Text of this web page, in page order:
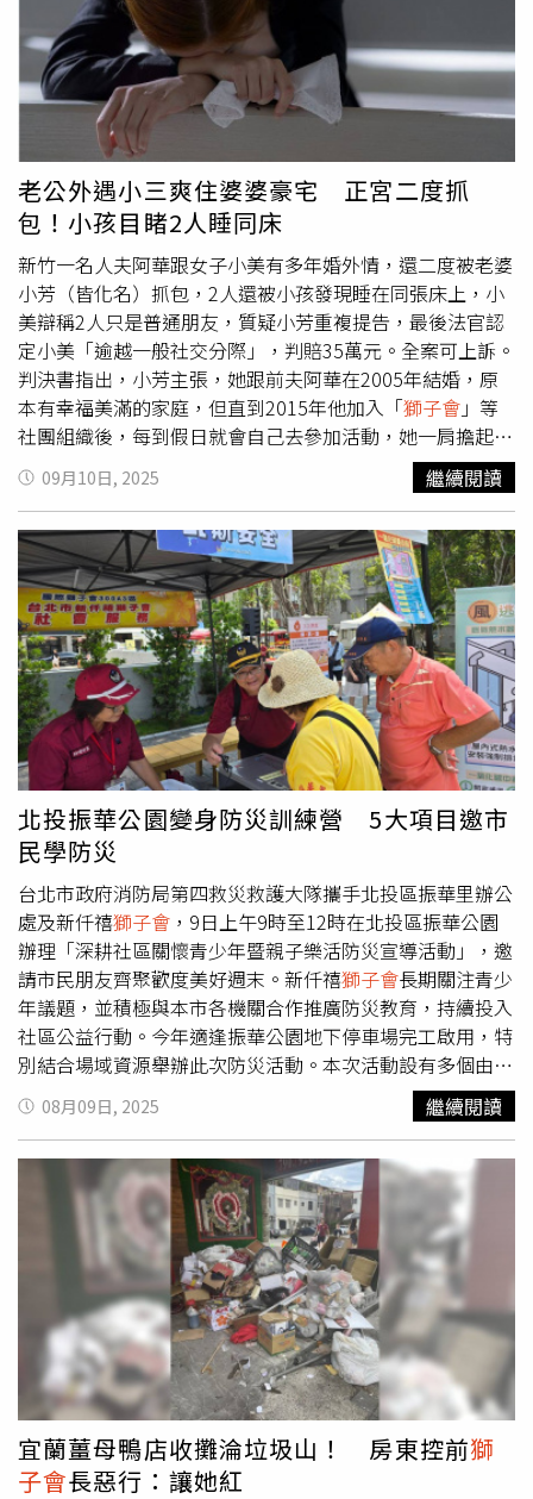
清運中，有損壞傢俱而引起糾紛，辛苦了，大哥」。蘇宏明
28日也在臉書表示，他們挺進第三條街道民宅，宜蘭縣菁英
獅子會增援小挖土機機具，讓速度更加快，師傅連續操作設
備10小時，如果有人想幫忙，就直接來找他們，想什麼時候
來或做多久都自己決定，來這也別怕沒車開、沒土挖、沒事
老公外遇小三爽住婆婆豪宅 正宮二度抓
包！小孩目睹2人睡同床
新竹一名人夫阿華跟女子小美有多年婚外情，還二度被老婆
小芳（皆化名）抓包，2人還被小孩發現睡在同張床上，小
美辯稱2人只是普通朋友，質疑小芳重複提告，最後法官認
定小美「逾越一般社交分際」，判賠35萬元。全案可上訴。
判決書指出，小芳主張，她跟前夫阿華在2005年結婚，原
本有幸福美滿的家庭，但直到2015年他加入「獅子會 」等
社團組織後，每到假日就會自己去參加活動，她一肩擔起一
切家務與教養事務。同年10月初，她發現阿華跟小美以「老
公」、「老婆」相稱，還一同討論內衣款式，阿華知情後沒
反省自身並回歸家庭，反而是勃然大怒，對她惡言相向，也
肆無忌憚地與小美牽手逛街，或是留宿於小美家，阿華還直
接搬走，和小美住到婆婆的豪宅，讓她獨自扶養子女9年。
小芳指出，她每個月賺2.5萬元，阿華扶養費給的很少，她
也因為多年以來的壓力，導致罹患乳癌，所以她要對小美提
告，而其實2016年小美就要賠償10萬，她沒付還繼續跟阿
華交往，還被小孩發現睡同一張床。小美辯稱，2人是普通
朋友，小芳不能提出證據證明2人有逾越一般社交往來的行
為，也質疑小芳重複提告，不過法官看了證據後認為，
2023年2人還是同居睡一起，而前案跟本案的時間點、行為
也不同，不算重複起訴。最後法官依雙方身分、地位、經濟
情況等，判小美要賠償35萬元。可上訴。
09月10日, 2025 繼續閱讀
北投振華公園變身防災訓練營 5大項目邀市
民學防災
台北市政府消防局第四救災救護大隊攜手北投區振華里辦公
處及新仟禧獅子會 ，9日上午9時至12時在北投區振華公園
辦理「深耕社區關懷青少年暨親子樂活防災宣導活動」，邀
請市民朋友齊聚歡度美好週末。新仟禧獅子會長期關注青少
年議題，並積極與本市各機關合作推廣防災教育，持續投入
社區公益行動。今年適逢振華公園地下停車場完工啟用，特
別結合場域資源舉辦此次防災活動。本次活動設有多個由消
防局規劃的互動攤位，包含「溺境求生」、「C哈學習」、
「立坑救助」及「消防小尖兵」；另有住宅防火安全專區，
包含「住宅保命神器」、「住宅防火安全」及「爐火瓦斯安
全站」等防災宣導攤位，在輕鬆氛圍中讓民眾操作體驗與互
動學習，強化防災、防火知識，共同凝聚社區防災意識。消
防局提醒市民朋友，夏季氣溫屢創新高，水上活動成為許多
民眾夏日消暑的首選，戲水雖然舒暢，但安全更不可忽視，
務必選擇設有救生員的水域並提高警覺；同時，適逢臺灣颱
風季節，市民朋友除應平時提升防災意識，更須提前做好居
家防颱準備，如清理排水系統、檢查窗戶密合、備妥緊急用
品等，皆為守護安全的重要步驟；消防局亦建議市民朋友下
載「臺北市行動防災App」，就能透過手機即時掌握最新的
氣象資訊、水情資訊與所在地區之災害警示資訊，及早採取
行動，為自身與家人多添一分保障。
08月09日, 2025 繼續閱讀
宜蘭薑母鴨店收攤淪垃圾山！ 房東控前獅
子會長惡行：讓她紅